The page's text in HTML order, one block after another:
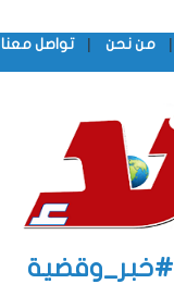
| من نحن | تواصل معنا
#خبر_وقضية